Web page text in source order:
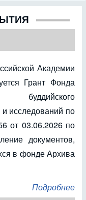
Академии
Грант Фонда
буддийского
исследований по
от 03.06.2026 по
документов,
в фонде Архива
Подробнее